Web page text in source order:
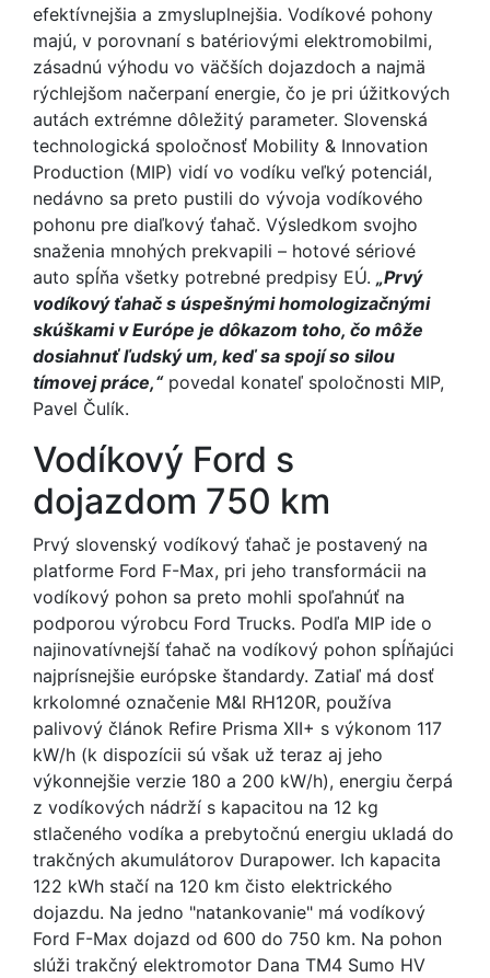
efektívnejšia a zmysluplnejšia. Vodíkové pohony
majú, v porovnaní s batériovými elektromobilmi,
zásadnú výhodu vo väčších dojazdoch a najmä
rýchlejšom načerpaní energie, čo je pri úžitkových
autách extrémne dôležitý parameter. Slovenská
technologická spoločnosť Mobility & Innovation
Production (MIP) vidí vo vodíku veľký potenciál,
nedávno sa preto pustili do vývoja vodíkového
pohonu pre diaľkový ťahač. Výsledkom svojho
snaženia mnohých prekvapili – hotové sériové
auto spĺňa všetky potrebné predpisy EÚ. „Prvý
vodíkový ťahač s úspešnými homologizačnými
skúškami v Európe je dôkazom toho, čo môže
dosiahnuť ľudský um, keď sa spojí so silou
tímovej práce,“povedal konateľ spoločnosti MIP,
Pavel Čulík.
Vodíkový Ford s
dojazdom 750 km
Prvý slovenský vodíkový ťahač je postavený na
platforme Ford F-Max, pri jeho transformácii na
vodíkový pohon sa preto mohli spoľahnúť na
podporou výrobcu Ford Trucks. Podľa MIP ide o
najinovatívnejší ťahač na vodíkový pohon spĺňajúci
najprísnejšie európske štandardy. Zatiaľ má dosť
krkolomné označenie M&I RH120R, používa
palivový článok Refire Prisma XII+ s výkonom 117
kW/h (k dispozícii sú však už teraz aj jeho
výkonnejšie verzie 180 a 200 kW/h), energiu čerpá
z vodíkových nádrží s kapacitou na 12 kg
stlačeného vodíka a prebytočnú energiu ukladá do
trakčných akumulátorov Durapower. Ich kapacita
122 kWh stačí na 120 km čisto elektrického
dojazdu. Na jedno "natankovanie" má vodíkový
Ford F-Max dojazd od 600 do 750 km. Na pohon
slúži trakčný elektromotor Dana TM4 Sumo HV